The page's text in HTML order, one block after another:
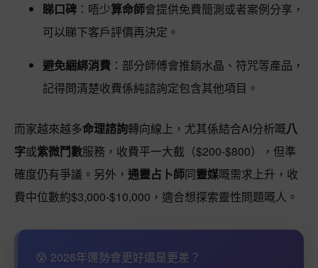
睇口碑 ：唔少算命師會提供免費簡測或者案例分享，
可以睇下客戶評價再決定。
避免綑綁消費 ：部分師傅會推銷水晶、符咒等產品，
記得問清楚收費係純諮詢定包含其他項目。
而家越來越多命理諮詢轉向線上，尤其係結合AI分析嘅八
字或紫微鬥數服務，收費平一大截（$200-$800），但準
確度仍有爭議。另外， 通靈占卜師同靈媒嘅需求上升，收
費中位數約$3,000-$10,000，適合想探索靈性問題嘅人。
😰 2026年運勢會更好還是更差？